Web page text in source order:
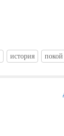
история покой